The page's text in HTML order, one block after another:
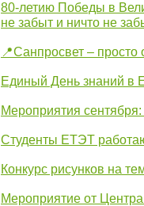
80-летию Победы в
не забыт и ничто не
📍Санпросвет –
Единый День знаний в
Мероприятия
Студенты ЕТЭТ
Конкурс рисунков на
Мероприятие от